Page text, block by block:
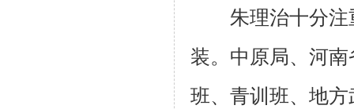
朱理治十分注
装。中原局、河
班、青训班、地